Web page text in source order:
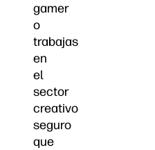
gamer
o
trabajas
en
el
sector
creativo
seguro
que